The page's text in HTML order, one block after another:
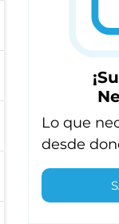
Lo que
desde